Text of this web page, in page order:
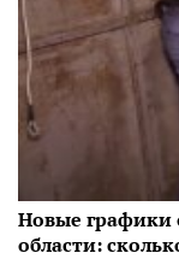
Новые графики
области: